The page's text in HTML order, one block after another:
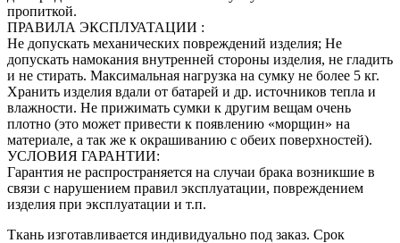
пропиткой.
ПРАВИЛА ЭКСПЛУАТАЦИИ :
Не допускать механических повреждений изделия; Не
допускать намокания внутренней стороны изделия, не гладить
и не стирать. Максимальная нагрузка на сумку не более 5 кг.
Хранить изделия вдали от батарей и др. источников тепла и
влажности. Не прижимать сумки к другим вещам очень
плотно (это может привести к появлению «морщин» на
материале, а так же к окрашиванию с обеих поверхностей).
УСЛОВИЯ ГАРАНТИИ:
Гарантия не распространяется на случаи брака возникшие в
связи с нарушением правил эксплуатации, повреждением
изделия при эксплуатации и т.п.
Ткань изготавливается индивидуально под заказ. Срок